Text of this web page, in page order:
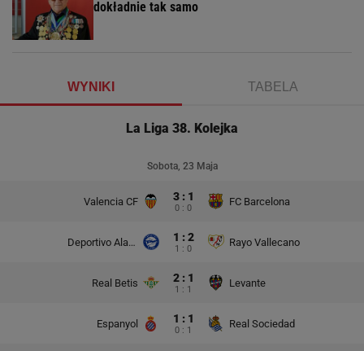
dokładnie tak samo
WYNIKI TABELA
La Liga 38. Kolejka
Sobota, 23 Maja
Valencia CF 3 : 1
0 : 0
FC Barcelona
Deportivo Alaves 1 : 2
1 : 0
Rayo Vallecano
Real Betis 2 : 1
1 : 1
Levante
Espanyol 1 : 1
0 : 1
Real Sociedad